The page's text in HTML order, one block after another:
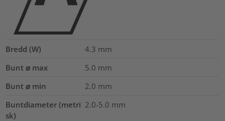
Bredd (W) 4.3 mm
Bunt ⌀ max
5.0 mm
Bunt ⌀ min
2.0 mm
Buntdiameter (metri
sk)
2.0-5.0 mm